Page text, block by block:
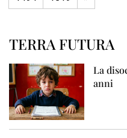
TERRA FUTURA
La
anni